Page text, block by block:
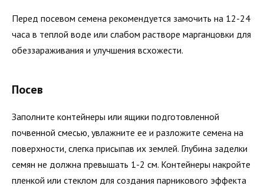
Перед посевом семена рекомендуется замочить на 12-24
часа в теплой воде или слабом растворе марганцовки для
обеззараживания и улучшения всхожести.
Посев
Заполните контейнеры или ящики подготовленной
почвенной смесью, увлажните ее и разложите семена на
поверхности, слегка присыпав их землей. Глубина заделки
семян не должна превышать 1-2 см. Контейнеры накройте
пленкой или стеклом для создания парникового эффекта